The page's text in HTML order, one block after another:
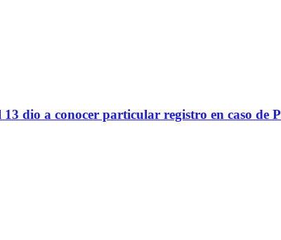
dio a conocer particular registro en caso de